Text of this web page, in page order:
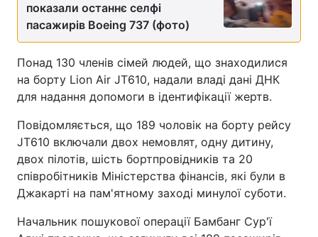
показали останнє селфі
пасажирів Boeing 737 (фото)
Понад 130 членів сімей людей, що знаходилися
на борту Lion Air JT610, надали владі дані ДНК
для надання допомоги в ідентифікації жертв.
Повідомляється, що 189 чоловік на борту рейсу
JT610 включали двох немовлят, одну дитину,
двох пілотів, шість бортпровідників та 20
співробітників Міністерства фінансів, які були в
Джакарті на пам'ятному заході минулої суботи.
Начальник пошукової операції Бамбанг Сур'ї